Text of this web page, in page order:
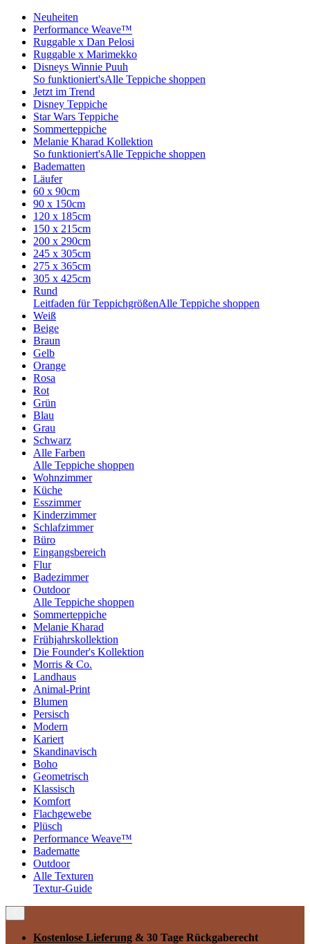
Neuheiten
Performance Weave™
Ruggable x Dan Pelosi
Ruggable x Marimekko
Disneys Winnie Puuh
So funktioniert'sAlle Teppiche shoppen
Jetzt im Trend
Disney Teppiche
Star Wars Teppiche
Sommerteppiche
Melanie Kharad Kollektion
So funktioniert'sAlle Teppiche shoppen
Badematten
Läufer
60 x 90cm
90 x 150cm
120 x 185cm
150 x 215cm
200 x 290cm
245 x 305cm
275 x 365cm
305 x 425cm
Rund
Leitfaden für TeppichgrößenAlle Teppiche shoppen
Weiß
Beige
Braun
Gelb
Orange
Rosa
Rot
Grün
Blau
Grau
Schwarz
Alle Farben
Alle Teppiche shoppen
Wohnzimmer
Küche
Esszimmer
Kinderzimmer
Schlafzimmer
Büro
Eingangsbereich
Flur
Badezimmer
Outdoor
Alle Teppiche shoppen
Sommerteppiche
Melanie Kharad
Frühjahrskollektion
Die Founder's Kollektion
Morris & Co.
Landhaus
Animal-Print
Blumen
Persisch
Modern
Kariert
Skandinavisch
Boho
Geometrisch
Klassisch
Komfort
Flachgewebe
Plüsch
Performance Weave™
Badematte
Outdoor
Alle Texturen
Textur-Guide
Kostenlose Lieferung & 30 Tage Rückgaberecht